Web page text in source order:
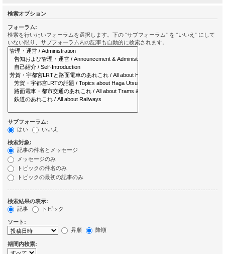
検索オプション
フォーラム:
検索を行いたいフォーラムを選択します。下の “サブフォーラム” を “いいえ” にして
いない限り、サブフォーラム内の記事も自動的に検索されます。
サブフォーラム:
はい
いいえ
検索対象:
記事の件名とメッセージ
メッセージのみ
トピックの件名のみ
トピックの最初の記事のみ
検索結果の表示:
記事
トピック
ソート:
昇順
降順
期間内検索: